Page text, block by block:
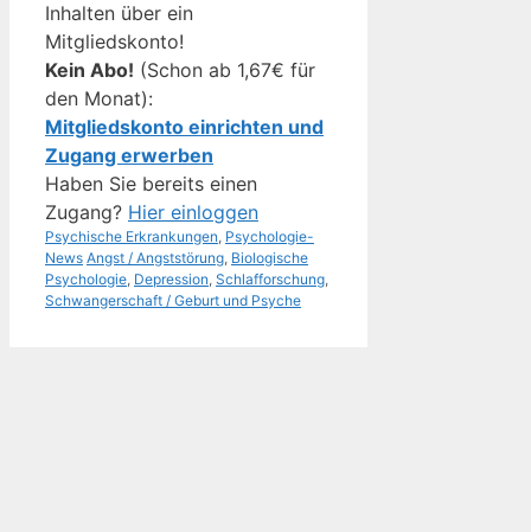
Inhalten über ein
Mitgliedskonto!
Kein Abo! (Schon ab 1,67€ für
den Monat):
Mitgliedskonto einrichten und
Zugang erwerben
Haben Sie bereits einen
Zugang? Hier einloggen
Kategorien
Psychische Erkrankungen, Psychologie-
News Schlagwörter
Angst / Angststörung, Biologische
Psychologie, Depression, Schlafforschung,
Schwangerschaft / Geburt und Psyche